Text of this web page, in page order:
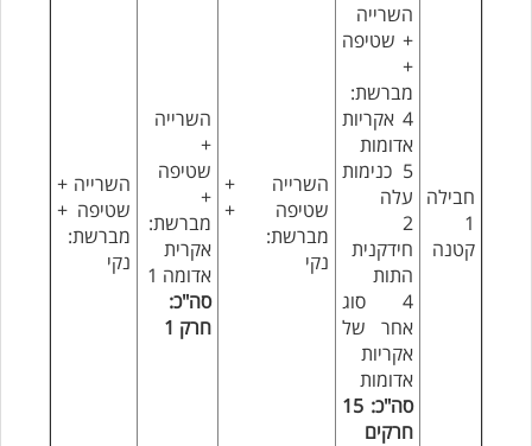
חבילה
1
קטנה
השרייה
+ שטיפה
+
מברשת:
4 אקריות
אדומות
5 כנימות
עלה
2
חידקנית
התות
4 סוג
אחר של
אקריות
אדומות
סה"כ: 15
חרקים
השרייה +
שטיפה +
מברשת:
נקי
השרייה
+
שטיפה
+
מברשת:
אקרית
אדומה 1
סה"כ:
חרק 1
השרייה +
שטיפה +
מברשת:
נקי